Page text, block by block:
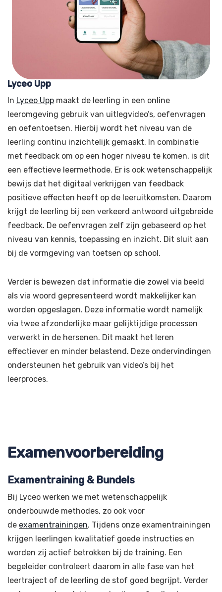
Lyceo Upp
In Lyceo Upp maakt de leerling in een online
leeromgeving gebruik van uitlegvideo’s, oefenvragen
en oefentoetsen. Hierbij wordt het niveau van de
leerling continu inzichtelijk gemaakt. In combinatie
met feedback om op een hoger niveau te komen, is dit
een effectieve leermethode. Er is ook wetenschappelijk
bewijs dat het digitaal verkrijgen van feedback
positieve effecten heeft op de leeruitkomsten. Daarom
krijgt de leerling bij een verkeerd antwoord uitgebreide
feedback. De oefenvragen zelf zijn gebaseerd op het
niveau van kennis, toepassing en inzicht. Dit sluit aan
bij de vormgeving van toetsen op school.
Verder is bewezen dat informatie die zowel via beeld
als via woord gepresenteerd wordt makkelijker kan
worden opgeslagen. Deze informatie wordt namelijk
via twee afzonderlijke maar gelijktijdige processen
verwerkt in de hersenen. Dit maakt het leren
effectiever en minder belastend. Deze ondervindingen
ondersteunen het gebruik van video’s bij het
leerproces.
Examenvoorbereiding
Examentraining & Bundels
Bij Lyceo werken we met wetenschappelijk
onderbouwde methodes, zo ook voor
de examentrainingen. Tijdens onze examentrainingen
krijgen leerlingen kwalitatief goede instructies en
worden zij actief betrokken bij de training. Een
begeleider controleert daarom in alle fase van het
leertraject of de leerling de stof goed begrijpt. Verder